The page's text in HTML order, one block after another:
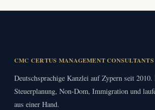
CMC CERTUS MANAGEMENT CONSULTANTS
Deutschsprachige Kanzlei auf Zypern seit
Steuerplanung, Non-Dom, Immigration und
aus einer Hand.